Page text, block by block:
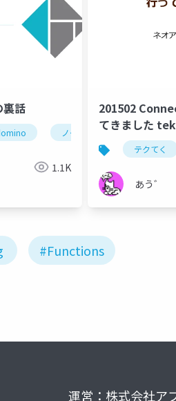
裏話
ノーツコンソーシアム
1.1K
201502
てきました
reportテクてく
あう゛
#Functions
運営：株式会社ア